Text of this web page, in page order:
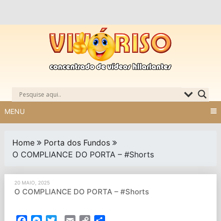
MENU
Home
Porta dos Fundos
O COMPLIANCE DO PORTA – #Shorts
20 MAIO, 2025
O COMPLIANCE DO PORTA – #Shorts